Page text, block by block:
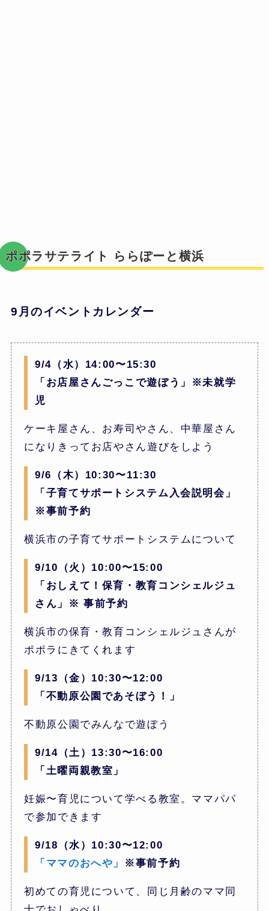
ポポラサテライト ららぽーと横浜
9月のイベントカレンダー
9/4（水）14:00〜15:30
「お店屋さんごっこで遊ぼう」※未就学
児
ケーキ屋さん、お寿司やさん、中華屋さん
になりきってお店やさん遊びをしよう
9/6（木）10:30〜11:30
「子育てサポートシステム入会説明会」
※事前予約
横浜市の子育てサポートシステムについて
9/10（火）10:00〜15:00
「おしえて！保育・教育コンシェルジュ
さん」※ 事前予約
横浜市の保育・教育コンシェルジュさんが
ポポラにきてくれます
9/13（金）10:30〜12:00
「不動原公園であそぼう！」
不動原公園でみんなで遊ぼう
9/14（土）13:30〜16:00
「土曜両親教室」
妊娠〜育児について学べる教室。ママパパ
で参加できます
9/18（水）10:30〜12:00
「ママのおへや」
※事前予約
初めての育児について、同じ月齢のママ同